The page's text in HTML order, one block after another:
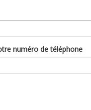
numéro de téléphone